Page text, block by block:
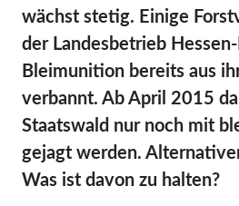
wächst stetig. Einige
der Landesbetrieb
Bleimunition bereits aus
verbannt. Ab April 2015
Staatswald nur noch mit
gejagt werden.
Was ist davon zu halten?